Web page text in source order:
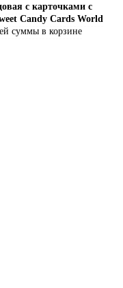
с карточками с
Candy Cards World
суммы в корзине